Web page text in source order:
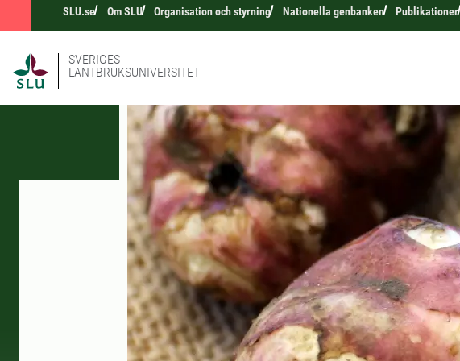
SLU.se Om SLU Organisation och styrning Nationella genbanken Publikationer
SVERIGES
LANTBRUKSUNIVERSITET